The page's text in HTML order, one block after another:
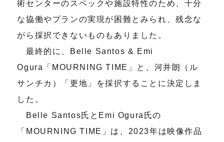
術センターのスペックや施設特性のため、十分
な協働やプランの実現が困難とみられ、残念な
がら採択できないものもありました。
最終的に、Belle Santos & Emi
Ogura「MOURNING TIME」と、河井朗（ル
サンチカ）「更地」を採択することに決定しま
した。
Belle Santos氏とEmi Ogura氏の
「MOURNING TIME」は、2023年は映像作品